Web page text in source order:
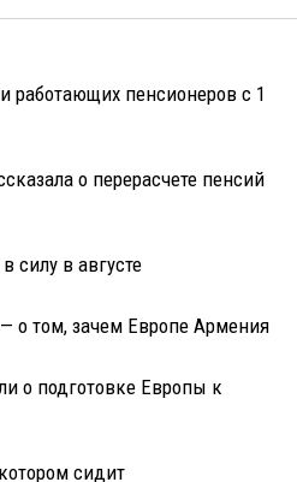
работающих пенсионеров с 1
о перерасчете пенсий
силу в августе
о том, зачем Европе Армения
о подготовке Европы к
сидит